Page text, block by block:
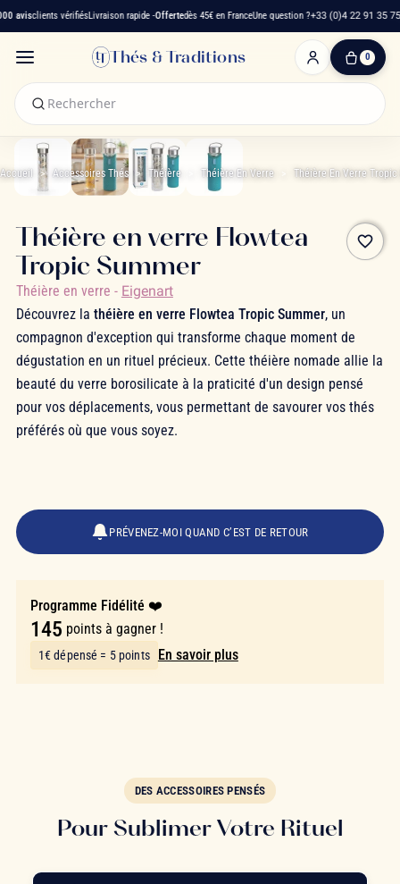
avisclients vérifiésLivraison rapide -Offertedès 45€ en FranceUne question ?+33 (0)4 22 91 35 75
Thés & Traditions 0
0
panier
Accueil Accessoires Thés Théière Théière En Verre Théière En Verre Tropic
favorite_border
Théière en verre Flowtea
Tropic Summer
Théière en verre - Eigenart
Découvrez la théière en verre Flowtea Tropic Summer, un
compagnon d'exception qui transforme chaque moment de
dégustation en un rituel précieux. Cette théière nomade allie la
beauté du verre borosilicate à la praticité d'un design pensé
pour vos déplacements, vous permettant de savourer vos thés
préférés où que vous soyez.
28,90 €
PRÉVENEZ-MOI QUAND C’EST DE RETOUR
Programme Fidélité ❤️
145 points à gagner !
1€ dépensé = 5 points En savoir plus
DES ACCESSOIRES PENSÉS
Pour Sublimer Votre Rituel